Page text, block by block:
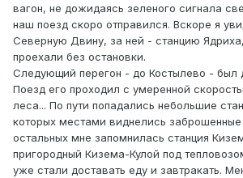
вагон, не дожидаясь зеленого сигнала
наш поезд скоро отправился. Вскоре я
Северную Двину, за ней - станцию
проехали без остановки.
Следующий перегон - до Костылево - был
Поезд его проходил с умеренной
леса... По пути попадались небольшие
которых местами виднелись
остальных мне запомнилась станция
пригородный Кизема-Кулой под
уже стали доставать еду и завтракать.